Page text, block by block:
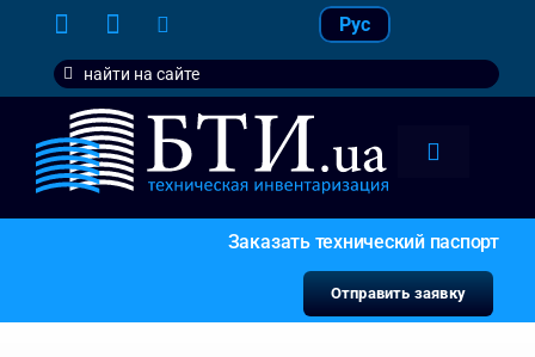
content
Рус
Search
for:
Toggle
услуги
Заказать технический паспорт
Отправить заявку